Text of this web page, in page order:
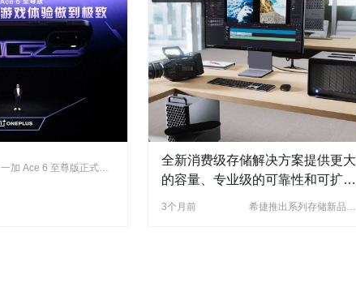
一加 Ace 6 至尊版正式发
全新消费级存储解决方案提供更大
的容量、专业级的可靠性和可扩展
的性能，满足日常备份、游戏扩展
3个月前
希捷推出系列存储新品，